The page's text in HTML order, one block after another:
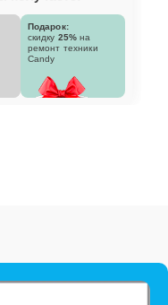
Подарок:
скидку 25% на
ремонт техники
Candy